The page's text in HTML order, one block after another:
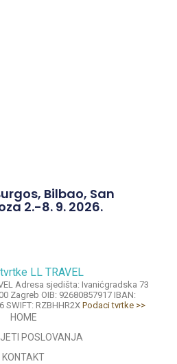
Bilbao, San
2.-8. 9. 2026.
LL TRAVEL
Adresa sjedišta: Ivanićgradska 73
Zagreb OIB: 92680857917 IBAN:
SWIFT: RZBHHR2X Podaci tvrtke >>
HOME
POSLOVANJA
KONTAKT